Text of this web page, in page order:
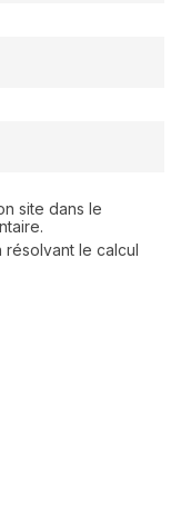
site dans le
le calcul